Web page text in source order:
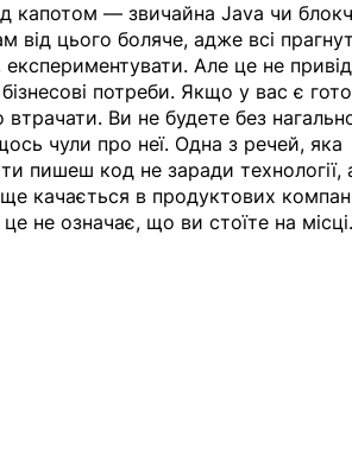
капотом — звичайна Java чи
від цього боляче, адже всі
Але це не привід
потреби. Якщо у вас є
Ви не будете без
чули про неї. Одна з речей, яка
пишеш код не заради технології,
качається в продуктових
не означає, що ви стоїте на